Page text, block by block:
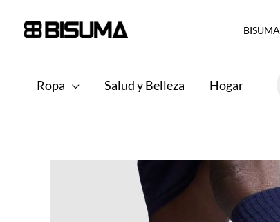
BISUMA
Ropa Salud y Belleza Hogar